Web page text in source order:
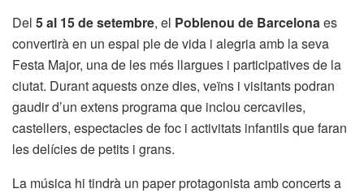
Del 5 al 15 de setembre, el Poblenou de Barcelonaes
convertirà en un espai ple de vida i alegria amb la seva
Festa Major, una de les més llargues i participatives de la
ciutat. Durant aquests onze dies, veïns i visitants podran
gaudir d’un extens programa que inclou cercaviles,
castellers, espectacles de foc i activitats infantils que faran
les delícies de petits i grans.
La música hi tindrà un paper protagonista amb concerts a